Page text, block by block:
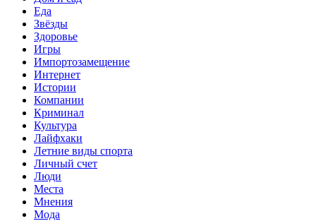
Еда
Звёзды
Здоровье
Игры
Импортозамещение
Интернет
Истории
Компании
Криминал
Культура
Лайфхаки
Летние виды спорта
Личный счет
Люди
Места
Мнения
Мода